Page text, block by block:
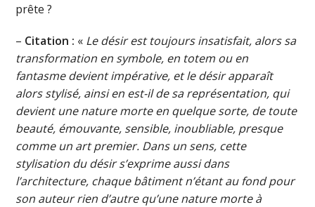
prête ?
– Citation : « Le désir est toujours insatisfait, alors sa
transformation en symbole, en totem ou en
fantasme devient impérative, et le désir apparaît
alors stylisé, ainsi en est-il de sa représentation, qui
devient une nature morte en quelque sorte, de toute
beauté, émouvante, sensible, inoubliable, presque
comme un art premier. Dans un sens, cette
stylisation du désir s’exprime aussi dans
l’architecture, chaque bâtiment n’étant au fond pour
son auteur rien d’autre qu’une nature morte à